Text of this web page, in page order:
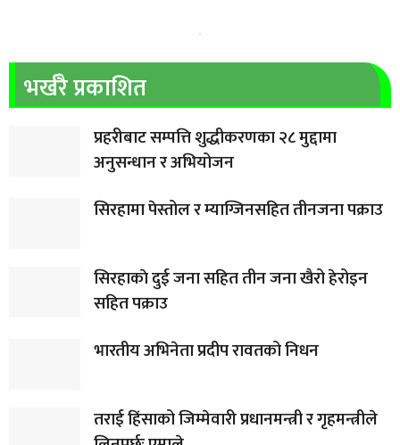
भर्खरै प्रकाशित
प्रहरीबाट सम्पत्ति शुद्धीकरणका २८ मुद्दामा
अनुसन्धान र अभियोजन
सिरहामा पेस्तोल र म्याग्जिनसहित तीनजना पक्राउ
सिरहाकाे दुई जना सहित तीन जना खैरो हेरोइन
सहित पक्राउ
भारतीय अभिनेता प्रदीप रावतको निधन
तराई हिंसाको जिम्मेवारी प्रधानमन्त्री र गृहमन्त्रीले